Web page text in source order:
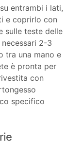
entrambi i lati,
e coprirlo con
sulle teste delle
2-3
tra una mano e
è pronta per
con
specifico